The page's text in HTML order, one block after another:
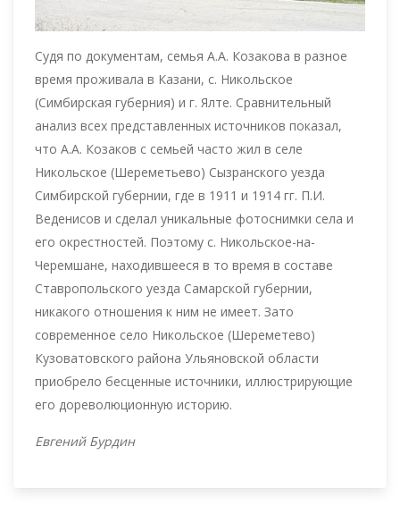
Судя по документам, семья А.А. Козакова в разное
время проживала в Казани, с. Никольское
(Симбирская губерния) и г. Ялте. Сравнительный
анализ всех представленных источников показал,
что А.А. Козаков с семьей часто жил в селе
Никольское (Шереметьево) Сызранского уезда
Симбирской губернии, где в 1911 и 1914 гг. П.И.
Веденисов и сделал уникальные фотоснимки села и
его окрестностей. Поэтому с. Никольское-на-
Черемшане, находившееся в то время в составе
Ставропольского уезда Самарской губернии,
никакого отношения к ним не имеет. Зато
современное село Никольское (Шереметево)
Кузоватовского района Ульяновской области
приобрело бесценные источники, иллюстрирующие
его дореволюционную историю.
Евгений Бурдин